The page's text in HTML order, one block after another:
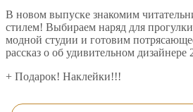
В новом выпуске знакомим
стилем! Выбираем наряд для
модной студии и готовим
рассказ о об удивительном дизайнере
+ Подарок! Наклейки!!!